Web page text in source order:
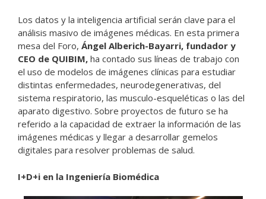
Los datos y la inteligencia artificial serán clave para el
análisis masivo de imágenes médicas. En esta primera
mesa del Foro, Ángel Alberich-Bayarri, fundador y
CEO de QUIBIM, ha contado sus líneas de trabajo con
el uso de modelos de imágenes clínicas para estudiar
distintas enfermedades, neurodegenerativas, del
sistema respiratorio, las musculo-esqueléticas o las del
aparato digestivo. Sobre proyectos de futuro se ha
referido a la capacidad de extraer la información de las
imágenes médicas y llegar a desarrollar gemelos
digitales para resolver problemas de salud.
I+D+i en la Ingeniería Biomédica